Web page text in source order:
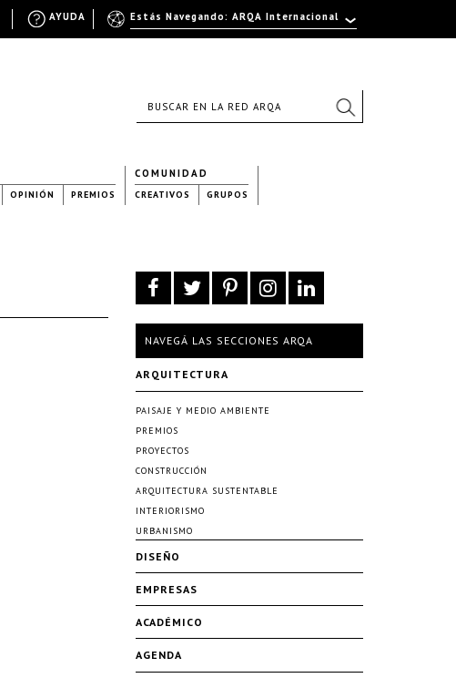
OPINIÓN PREMIOS
COMUNIDAD
CREATIVOS GRUPOS
NAVEGÁ LAS SECCIONES ARQA
ARQUITECTURA
PAISAJE Y MEDIO AMBIENTE
PREMIOS
PROYECTOS
CONSTRUCCIÓN
ARQUITECTURA SUSTENTABLE
INTERIORISMO
URBANISMO
DISEÑO
EMPRESAS
ACADÉMICO
AGENDA
Estás Navegando: ARQA Internacional
AYUDA